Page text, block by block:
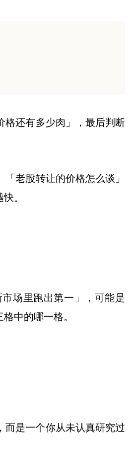
格还有多少肉」，最后判断
老股转让的价格怎么谈」
。
场里跑出第一」，可能是
中的哪一格。
而是一个你从未认真研究过